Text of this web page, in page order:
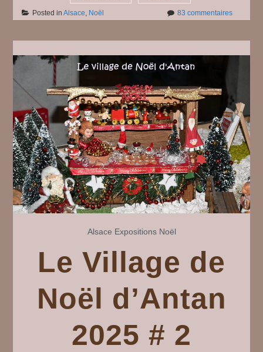
Posted inAlsace, Noël 83 commentairessur
Noël
1
Alsace Expositions Noël
Le Village de
Noël d’Antan
2025 # 2